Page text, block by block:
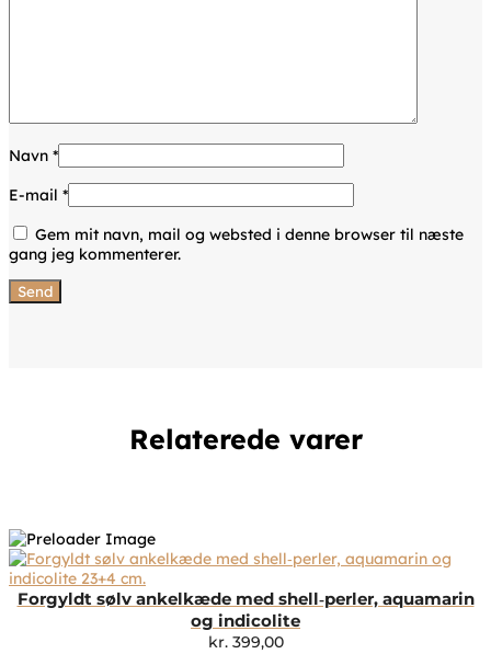
Navn *
E-mail *
Gem mit navn, mail og websted i denne browser til næste
gang jeg kommenterer.
Relaterede varer
Forgyldt sølv ankelkæde med shell‑perler, aquamarin
og indicolite
kr.399,00